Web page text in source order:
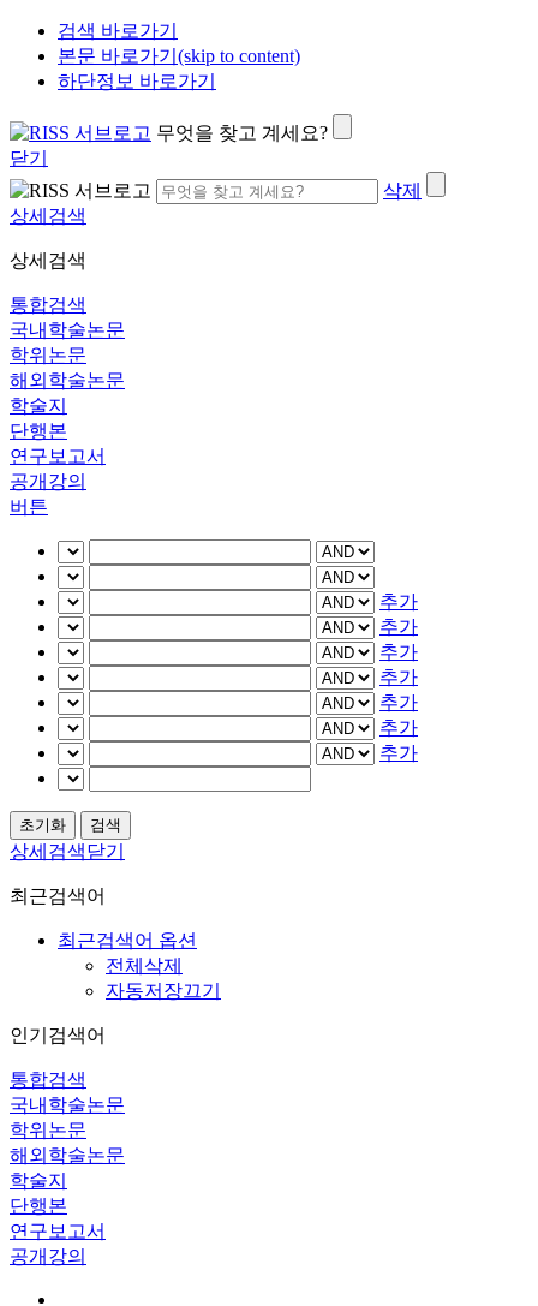
검색 바로가기
본문 바로가기(skip to content)
하단정보 바로가기
무엇을 찾고 계세요?
닫기
삭제
상세검색
상세검색
통합검색
국내학술논문
학위논문
해외학술논문
학술지
단행본
연구보고서
공개강의
버튼
추가
추가
추가
추가
추가
추가
추가
상세검색닫기
최근검색어
최근검색어 옵션
전체삭제
자동저장끄기
인기검색어
통합검색
국내학술논문
학위논문
해외학술논문
학술지
단행본
연구보고서
공개강의